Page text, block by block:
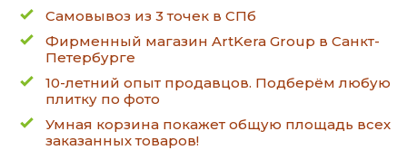
Самовывоз из 3 точек в СПб
Фирменный магазин ArtKera Group в Санкт-
Петербурге
10-летний опыт продавцов. Подберём любую
плитку по фото
Умная корзина покажет общую площадь всех
заказанных товаров!